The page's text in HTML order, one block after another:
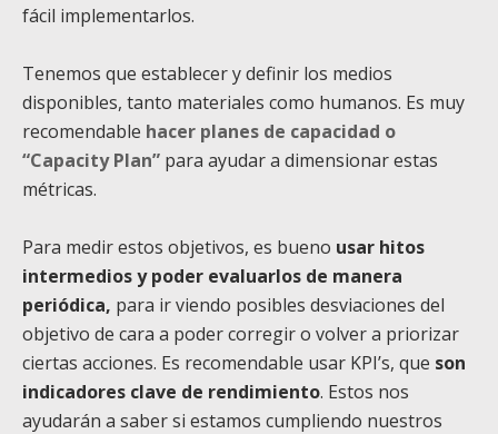
fácil implementarlos.
Tenemos que establecer y definir los medios
disponibles, tanto materiales como humanos. Es muy
recomendable hacer planes de capacidad o
“Capacity Plan” para ayudar a dimensionar estas
métricas.
Para medir estos objetivos, es bueno usar hitos
intermedios y poder evaluarlos de manera
periódica, para ir viendo posibles desviaciones del
objetivo de cara a poder corregir o volver a priorizar
ciertas acciones. Es recomendable usar KPI’s, que son
indicadores clave de rendimiento. Estos nos
ayudarán a saber si estamos cumpliendo nuestros